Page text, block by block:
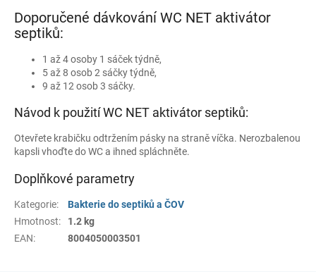
Doporučené dávkování WC NET aktivátor
septiků:
1 až 4 osoby 1 sáček týdně,
5 až 8 osob 2 sáčky týdně,
9 až 12 osob 3 sáčky.
Návod k použití WC NET aktivátor septiků:
Otevřete krabičku odtržením pásky na straně víčka. Nerozbalenou
kapsli vhoďte do WC a ihned spláchněte.
Doplňkové parametry
Kategorie:
Bakterie do septiků a ČOV
Hmotnost:
1.2 kg
EAN: 8004050003501